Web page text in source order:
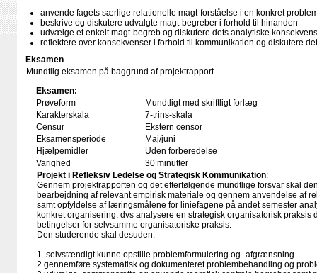
anvende fagets særlige relationelle magt-forståelse i en konkret
beskrive og diskutere udvalgte magt-begreber i forhold til hinanden
udvælge et enkelt magt-begreb og diskutere dets analytiske
reflektere over konsekvenser i forhold til kommunikation og diskutere
Eksamen
Mundtlig eksamen på baggrund af projektrapport
Eksamen:
Prøveform
Mundtligt med skriftligt forlæg
Karakterskala
7-trins-skala
Censur
Ekstern censor
Eksamensperiode
Maj/juni
Hjælpemidler
Uden forberedelse
Varighed
30 minutter
Projekt i Refleksiv Ledelse og Strategisk Kommunikation:
Gennem projektrapporten og det efterfølgende mundtlige forsvar skal
bearbejdning af relevant empirisk materiale og gennem anvendelse af
samt opfyldelse af læringsmålene for liniefagene på andet semester
konkret organisering, dvs analysere en strategisk organisatorisk praksis
betingelser for selvsamme organisatoriske praksis.
Den studerende skal desuden:
1 .selvstændigt kunne opstille problemformulering og -afgrænsning
2.gennemføre systematisk og dokumenteret problembehandling og